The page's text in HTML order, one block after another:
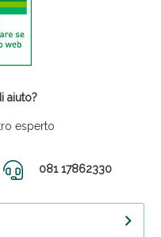
aiuto?
esperto
081 17862330